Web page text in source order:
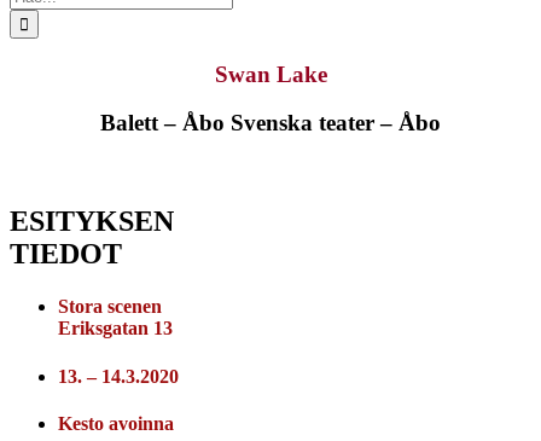
...
Swan Lake
Balett – Åbo Svenska teater – Åbo
ESITYKSEN
TIEDOT
Stora scenen
Eriksgatan 13
13. – 14.3.2020
Kesto avoinna